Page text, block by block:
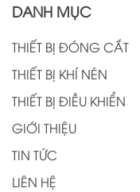
DANH MỤC
THIẾT BỊ ĐÓNG CẮT
THIẾT BỊ KHÍ NÉN
THIẾT BỊ ĐIỀU KHIỂN
GIỚI THIỆU
TIN TỨC
LIÊN HỆ